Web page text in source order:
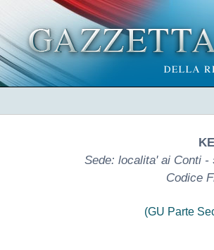
Sede: localita' ai Conti
Codice
(GU Parte